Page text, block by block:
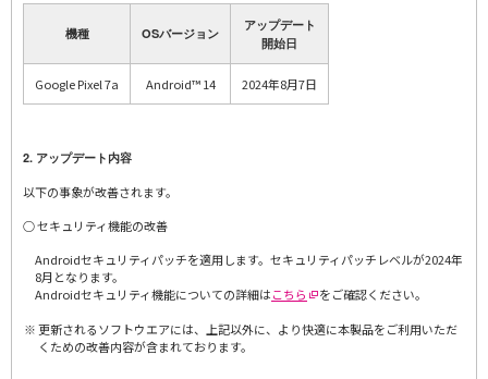
機種 OSバージョン
アップデート
開始日
Google Pixel 7a Android™ 14 2024年8月7日
2. アップデート内容
以下の事象が改善されます。
○ セキュリティ機能の改善
Androidセキュリティパッチを適用します。セキュリティパッチレベルが2024年
8月となります。
Androidセキュリティ機能についての詳細はこちら
をご確認ください。
更新されるソフトウエアには、上記以外に、より快適に本製品をご利用いただ
くための改善内容が含まれております。